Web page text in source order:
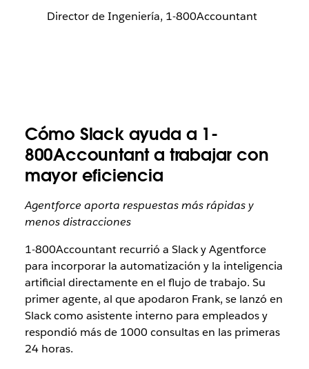
Director de Ingeniería, 1-800Accountant
Cómo Slack ayuda a 1-
800Accountant a trabajar con
mayor eficiencia
Agentforce aporta respuestas más rápidas y
menos distracciones
1-800Accountant recurrió a Slack y Agentforce
para incorporar la automatización y la inteligencia
artificial directamente en el flujo de trabajo. Su
primer agente, al que apodaron Frank, se lanzó en
Slack como asistente interno para empleados y
respondió más de 1000 consultas en las primeras
24 horas.